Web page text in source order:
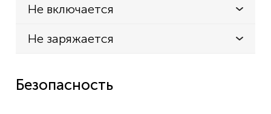
Не включается
Не заряжается
Безопасность